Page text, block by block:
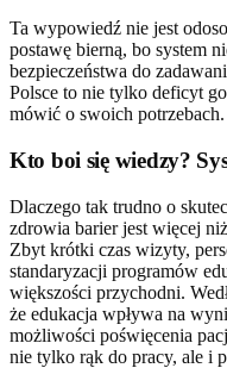
Ta wypowiedź nie jest
postawę bierną, bo system
bezpieczeństwa do
Polsce to nie tylko deficyt
mówić o swoich potrzebach.
Kto boi się wiedzy?
Dlaczego tak trudno o
zdrowia barier jest więcej
Zbyt krótki czas wizyty,
standaryzacji programów
większości przychodni.
że edukacja wpływa na
możliwości poświęcenia
nie tylko rąk do pracy, ale i